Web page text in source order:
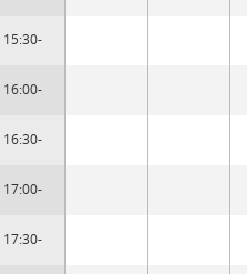
15:30-
16:00-
16:30-
17:00-
17:30-